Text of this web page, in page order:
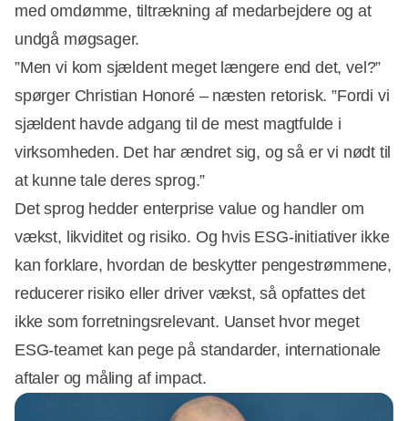
med omdømme, tiltrækning af medarbejdere og at
undgå møgsager.
”Men vi kom sjældent meget længere end det, vel?”
spørger Christian Honoré – næsten retorisk. ”Fordi vi
sjældent havde adgang til de mest magtfulde i
virksomheden. Det har ændret sig, og så er vi nødt til
at kunne tale deres sprog.”
Det sprog hedder enterprise value og handler om
vækst, likviditet og risiko. Og hvis ESG-initiativer ikke
kan forklare, hvordan de beskytter pengestrømmene,
reducerer risiko eller driver vækst, så opfattes det
ikke som forretningsrelevant. Uanset hvor meget
ESG-teamet kan pege på standarder, internationale
aftaler og måling af impact.